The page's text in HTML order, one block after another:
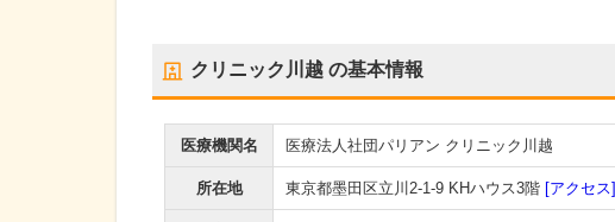
クリニック川越 の基本情報
医療機関名 医療法人社団パリアン クリニック川越
所在地 東京都墨田区立川2-1-9 KHハウス3階 [アクセス]